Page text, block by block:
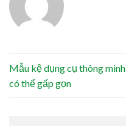
Mẫu kệ dụng cụ thông minh
có thể gấp gọn